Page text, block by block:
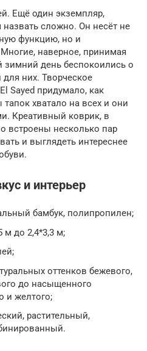
Ещё один экземпляр,
сложно. Он несёт не
функцию, но и
наверное, принимая
зимний день беспокоились о
них. Творческое
Sayed придумало, как
тапок хватало на всех и они
Креативный коврик, в
встроены несколько пар
и выглядеть интереснее
и интерьер
бамбук, полипропилен;
м до 2,4*3,3 м;
оттенков бежевого,
до насыщенного
и желтого;
растительный,